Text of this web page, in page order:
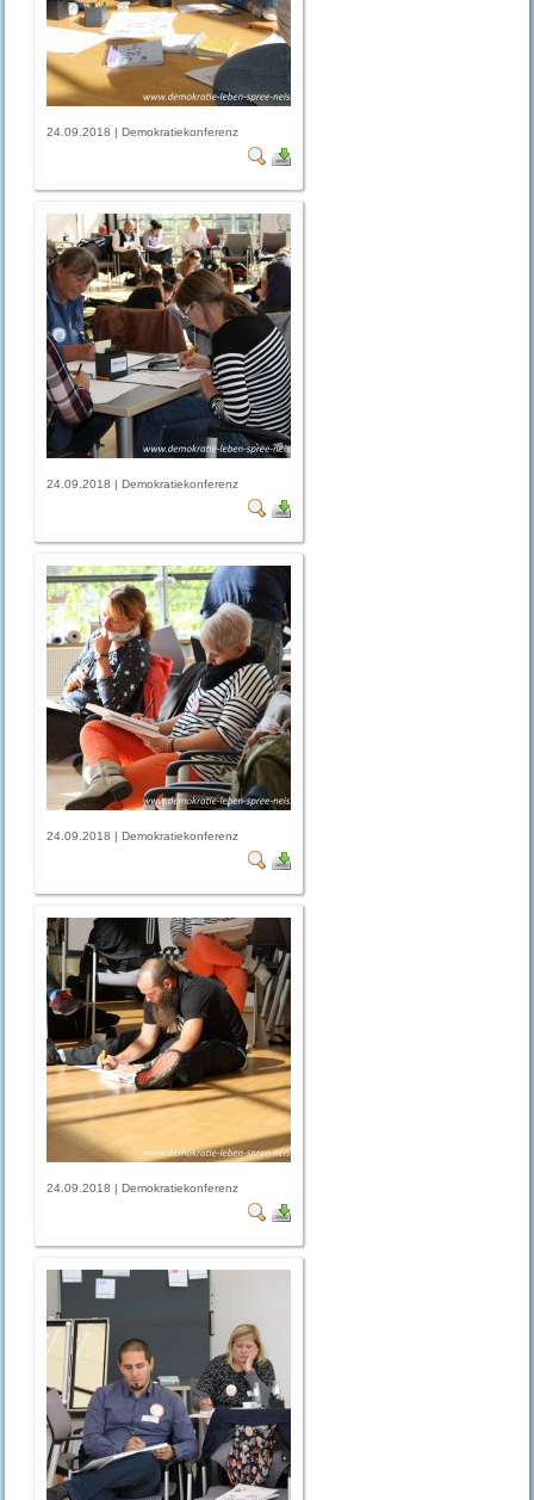
24.09.2018 | Demokratiekonferenz
24.09.2018 | Demokratiekonferenz
24.09.2018 | Demokratiekonferenz
24.09.2018 | Demokratiekonferenz